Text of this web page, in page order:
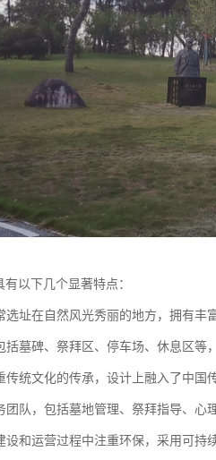
以下几个显著特点：
址在自然风光秀丽的地方，拥有丰
墓碑、祭拜区、停车场、休息区等
统文化的传承，设计上融入了中国
队，包括墓地管理、祭拜指导、心
和运营过程中注重环保，采用可持